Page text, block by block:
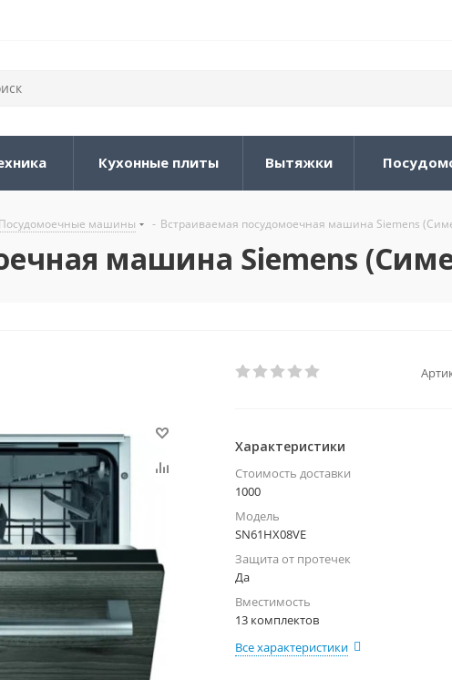
Кухонные плиты Вытяжки
машины - Встраиваемая посудомоечная машина Siemens
машина Siemens
Характеристики
Стоимость доставки
1000
Модель
SN61HX08VE
Защита от протечек
Да
Вместимость
13 комплектов
Все характеристики